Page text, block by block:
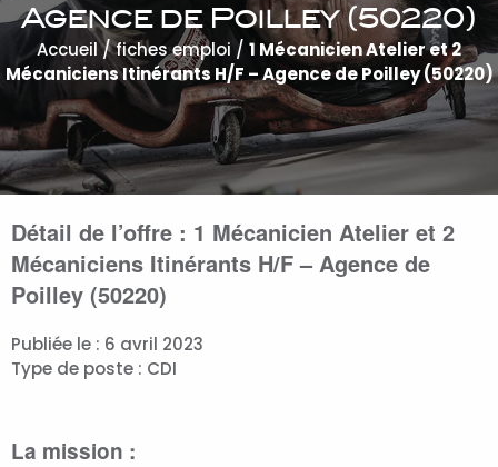
Agence de Poilley (50220)
Accueil/fiches emploi / 1 Mécanicien Atelier et 2
Mécaniciens Itinérants H/F – Agence de Poilley (50220)
Détail de l’offre : 1 Mécanicien Atelier et 2
Mécaniciens Itinérants H/F – Agence de
Poilley (50220)
Publiée le : 6 avril 2023
Type de poste : CDI
La mission :